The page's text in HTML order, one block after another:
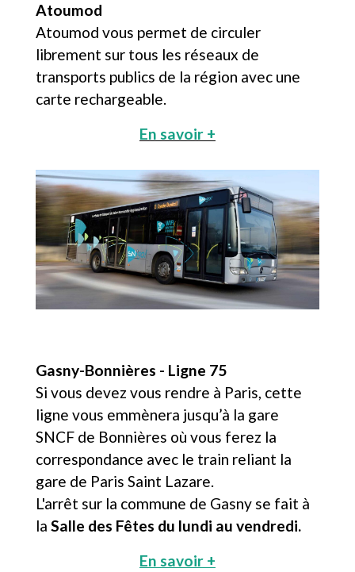
Atoumod
Atoumod vous permet de circuler
librement sur tous les réseaux de
transports publics de la région avec une
carte rechargeable.
En savoir +
Gasny-Bonnières - Ligne 75
Si vous devez vous rendre à Paris, cette
ligne vous emmènera jusqu’à la gare
SNCF de Bonnières où vous ferez la
correspondance avec le train reliant la
gare de Paris Saint Lazare.
L'arrêt sur la commune de Gasny se fait à
la Salle des Fêtes du lundi au vendredi.
En savoir +